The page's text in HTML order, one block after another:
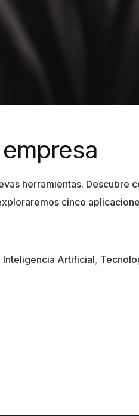
herramientas. Descubre
cinco
Inteligencia Artificial,